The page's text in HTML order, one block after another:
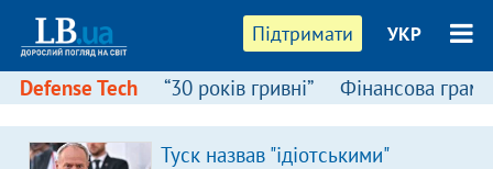
Підтримати УКР
Defense Tech “30 років гривні” Фінансова
Туск назвав "ідіотськими"